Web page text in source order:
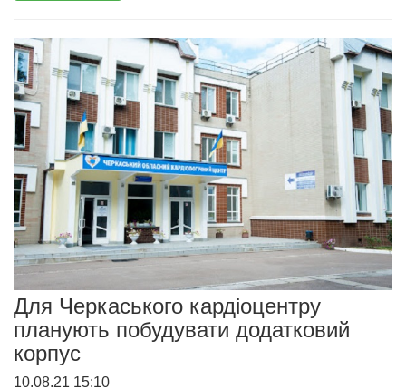
Для Черкаського кардіоцентру
планують побудувати додатковий
корпус
10.08.21 15:10